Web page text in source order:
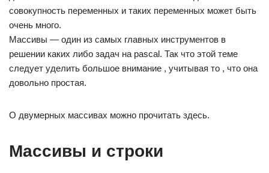
совокупность переменных и таких переменных может быть
очень много.
Массивы — один из самых главных инструментов в
решении каких либо задач на pascal. Так что этой теме
следует уделить большое внимание , учитывая то , что она
довольно простая.
О двумерных массивах можно прочитать здесь.
Массивы и строки